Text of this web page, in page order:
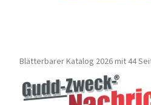
Blätterbarer Katalog 2026 mit 44